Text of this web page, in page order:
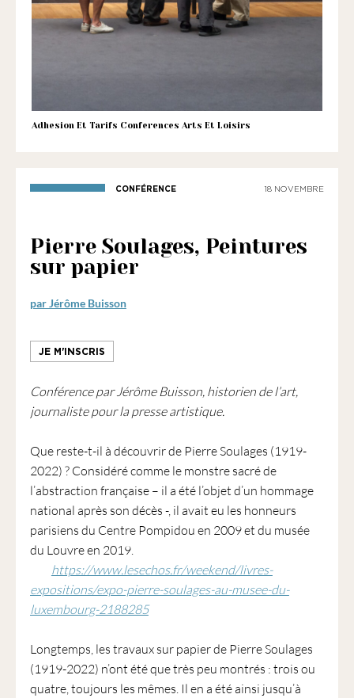
1901
ayant
Adhesion Et Tarifs Conferences Arts Et Loisirs
CONFÉRENCE 18 NOVEMBRE
Pierre Soulages, Peintures
sur papier
par Jérôme Buisson
JE M'INSCRIS
Conférence par Jérôme Buisson, historien de l’art,
journaliste pour la presse artistique.
Que reste-t-il à découvrir de Pierre Soulages (1919-
2022) ? Considéré comme le monstre sacré de
l’abstraction française – il a été l’objet d’un hommage
national après son décès -, il avait eu les honneurs
parisiens du Centre Pompidou en 2009 et du musée
du Louvre en 2019.
https://www.lesechos.fr/weekend/livres-
expositions/expo-pierre-soulages-au-musee-du-
luxembourg-2188285
Longtemps, les travaux sur papier de Pierre Soulages
(1919-2022) n’ont été que très peu montrés : trois ou
quatre, toujours les mêmes. Il en a été ainsi jusqu’à